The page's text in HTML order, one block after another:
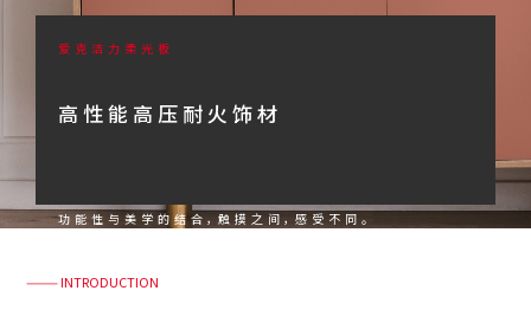
爱克洁力柔光板
高性能高压耐火饰材
功能性与美学的结合，触摸之间，感受不同。
——— INTRODUCTION